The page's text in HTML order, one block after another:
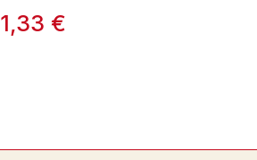
1,33 €